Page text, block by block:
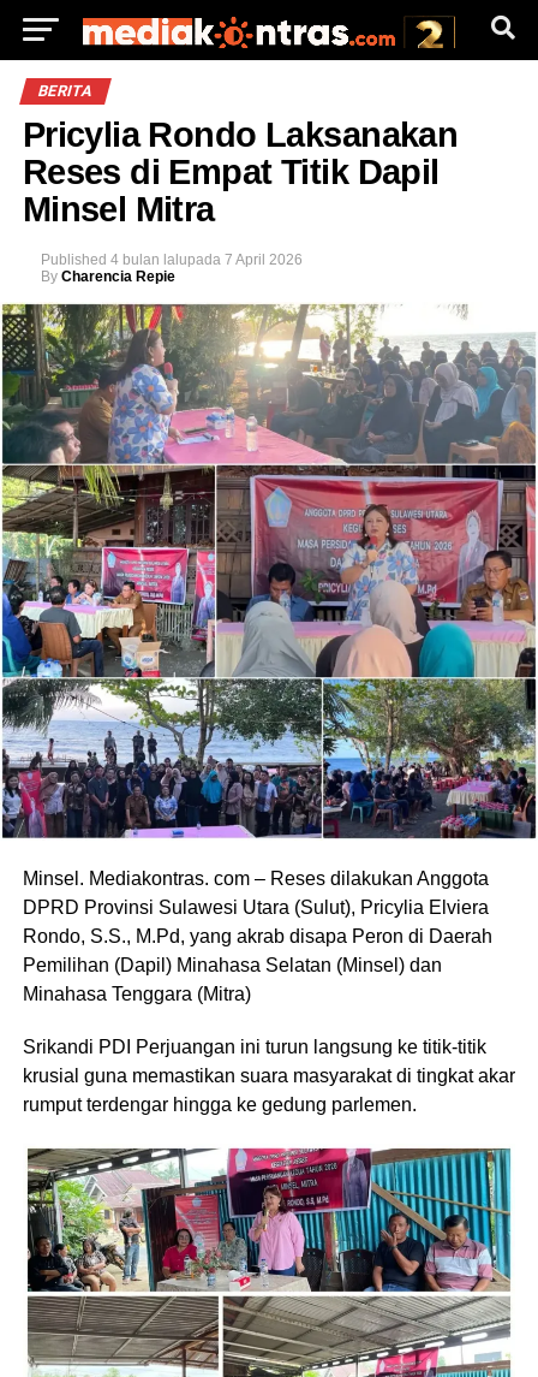
BERITA
Pricylia Rondo Laksanakan
Reses di Empat Titik Dapil
Minsel Mitra
Published 4 bulan lalupada 7 April 2026
By Charencia Repie
Minsel. Mediakontras. com – Reses dilakukan Anggota
DPRD Provinsi Sulawesi Utara (Sulut), Pricylia Elviera
Rondo, S.S., M.Pd, yang akrab disapa Peron di Daerah
Pemilihan (Dapil) Minahasa Selatan (Minsel) dan
Minahasa Tenggara (Mitra)
Srikandi PDI Perjuangan ini turun langsung ke titik-titik
krusial guna memastikan suara masyarakat di tingkat akar
rumput terdengar hingga ke gedung parlemen.